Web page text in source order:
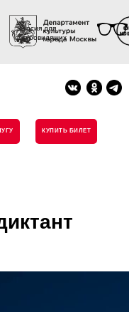
Версия для
слабовидящих
КУПИТЬ БИЛЕТ